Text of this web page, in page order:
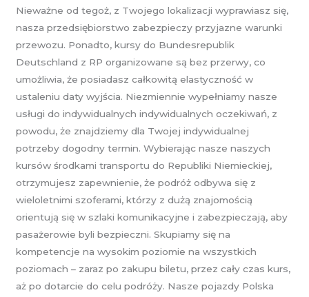
Nieważne od tegoż, z Twojego lokalizacji wyprawiasz się,
nasza przedsiębiorstwo zabezpieczy przyjazne warunki
przewozu. Ponadto, kursy do Bundesrepublik
Deutschland z RP organizowane są bez przerwy, co
umożliwia, że posiadasz całkowitą elastyczność w
ustaleniu daty wyjścia. Niezmiennie wypełniamy nasze
usługi do indywidualnych indywidualnych oczekiwań, z
powodu, że znajdziemy dla Twojej indywidualnej
potrzeby dogodny termin. Wybierając nasze naszych
kursów środkami transportu do Republiki Niemieckiej,
otrzymujesz zapewnienie, że podróż odbywa się z
wieloletnimi szoferami, którzy z dużą znajomością
orientują się w szlaki komunikacyjne i zabezpieczają, aby
pasażerowie byli bezpieczni. Skupiamy się na
kompetencje na wysokim poziomie na wszystkich
poziomach – zaraz po zakupu biletu, przez cały czas kurs,
aż po dotarcie do celu podróży. Nasze pojazdy Polska